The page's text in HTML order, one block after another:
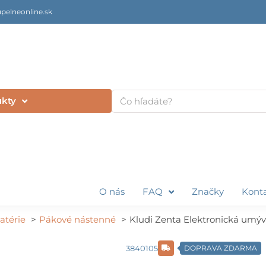
Vyhľadať
O nás FAQ Značky
Pákové nástenné Kludi Zenta Elektronická
3840105 DOPRAVA ZDARMA